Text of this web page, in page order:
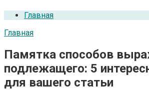
Главная
Главная
Памятка способов
подлежащего: 5
для вашего статьи